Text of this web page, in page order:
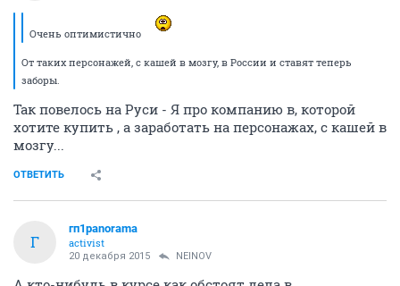
Очень оптимистично
От таких персонажей, с кашей в мозгу, в России и ставят теперь
заборы.
Так повелось на Руси - Я про компанию в, которой
хотите купить , а заработать на персонажах, с кашей в
мозгу...
ОТВЕТИТЬ
Г
гп1panorama
activist
20 декабря 2015 NEINOV